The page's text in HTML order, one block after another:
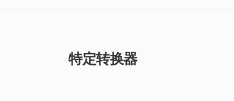
特定转换器